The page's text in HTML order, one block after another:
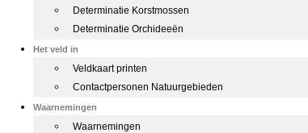
Determinatie Korstmossen
Determinatie Orchideeën
Het veld in
Veldkaart printen
Contactpersonen Natuurgebieden
Waarnemingen
Waarnemingen